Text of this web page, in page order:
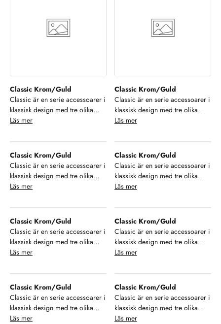
Classic Krom/Guld
Classic är en serie accessoarer i
klassisk design med tre olika
finish på ytan. Välj mellan krom,
stort urval av modeller som ger
dig möjlighet till enhetlighet i ditt
badrum. Se, njut och hamoniera
din inredning!
Läs mer
Classic Krom/Guld
Classic är en serie accessoarer i
klassisk design med tre olika
finish på ytan. Välj mellan krom,
stort urval av modeller som ger
dig möjlighet till enhetlighet i ditt
badrum. Se, njut och hamoniera
din inredning!
Läs mer
Classic Krom/Guld
Classic är en serie accessoarer i
klassisk design med tre olika
finish på ytan. Välj mellan krom,
stort urval av modeller som ger
dig möjlighet till enhetlighet i ditt
badrum. Se, njut och hamoniera
din inredning!
Läs mer
Classic Krom/Guld
Classic är en serie accessoarer i
klassisk design med tre olika
finish på ytan. Välj mellan krom,
stort urval av modeller som ger
dig möjlighet till enhetlighet i ditt
badrum. Se, njut och hamoniera
din inredning!
Läs mer
Classic Krom/Guld
Classic är en serie accessoarer i
klassisk design med tre olika
finish på ytan. Välj mellan krom,
stort urval av modeller som ger
dig möjlighet till enhetlighet i ditt
badrum. Se, njut och hamoniera
din inredning!
Läs mer
Classic Krom/Guld
Classic är en serie accessoarer i
klassisk design med tre olika
finish på ytan. Välj mellan krom,
stort urval av modeller som ger
dig möjlighet till enhetlighet i ditt
badrum. Se, njut och hamoniera
din inredning!
Läs mer
Classic Krom/Guld
Classic är en serie accessoarer i
klassisk design med tre olika
finish på ytan. Välj mellan krom,
Läs mer
Classic Krom/Guld
Classic är en serie accessoarer i
klassisk design med tre olika
finish på ytan. Välj mellan krom,
Läs mer